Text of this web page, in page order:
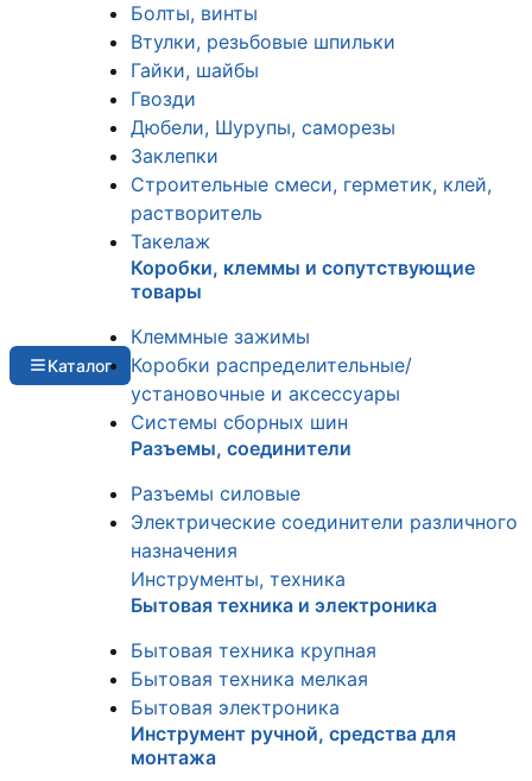
Каталог
Болты, винты
Втулки, резьбовые шпильки
Гайки, шайбы
Гвозди
Дюбели, Шурупы, саморезы
Заклепки
Строительные смеси, герметик, клей,
растворитель
Такелаж
Коробки, клеммы и сопутствующие
товары
Клеммные зажимы
Коробки распределительные/
установочные и аксессуары
Системы сборных шин
Разъемы, соединители
Разъемы силовые
Электрические соединители различного
назначения
Инструменты, техника
Бытовая техника и электроника
Бытовая техника крупная
Бытовая техника мелкая
Бытовая электроника
Инструмент ручной, средства для
монтажа